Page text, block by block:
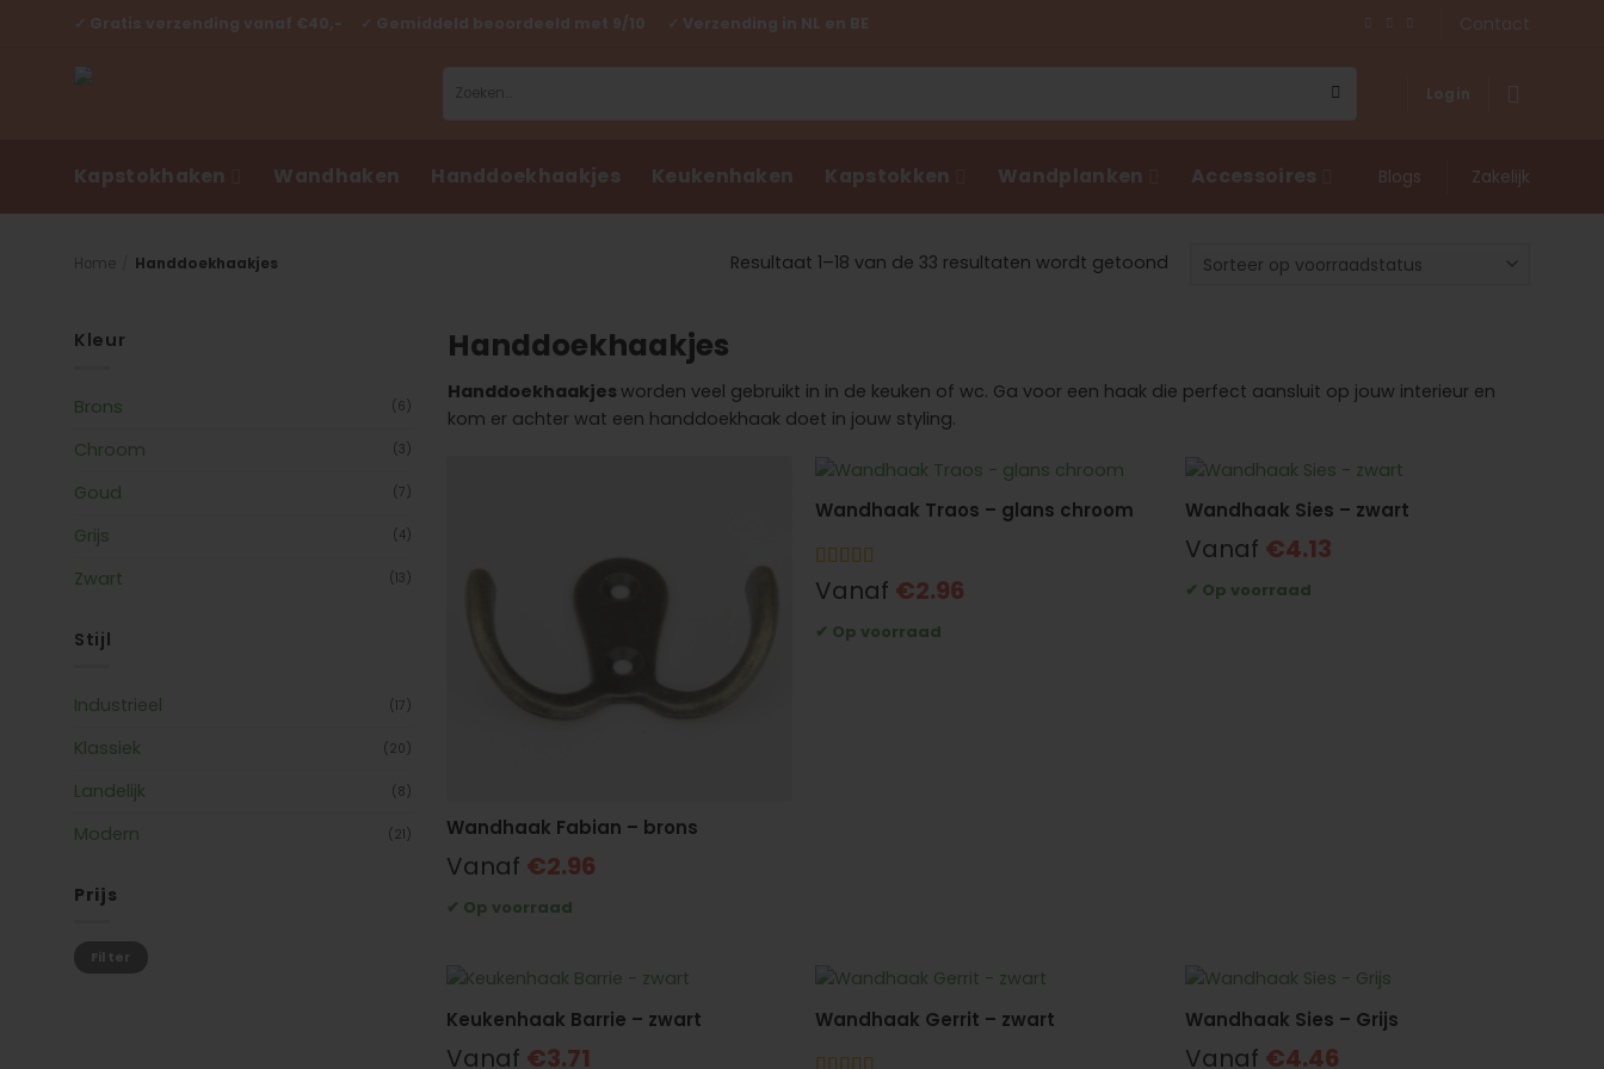
Kapstokhaken Wandhaken Handdoekhaakjes Keukenhaken Kapstokken Wandplanken Accessoires Blogs Zakelijk
Home Handdoekhaakjes Resultaat 1–18 van de 33 resultaten wordt getoond
Kleur
Brons (6)
Chroom (3)
Goud (7)
Grijs (4)
Zwart (13)
Stijl
Industrieel (17)
Klassiek (20)
Landelijk (8)
Modern (21)
Prijs
Min.
prijs
Max.
prijsFilter
Handdoekhaakjes
Handdoekhaakjes worden veel gebruikt in in de keuken of wc. Ga voor een haak die perfect aansluit op jouw interieur en
kom er achter wat een handdoekhaak doet in jouw styling.
Wandhaak Fabian – brons
Vanaf €2.96
Wandhaak Traos – glans chroom
Gewaardeerd
5uit 5
Vanaf €2.96
Wandhaak Sies – zwart
Vanaf €4.13
Keukenhaak Barrie – zwart
Vanaf €3.71
Wandhaak Gerrit – zwart Wandhaak Sies – Grijs
Vanaf €4.46